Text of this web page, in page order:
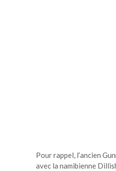
Pour rappel, l’ancien
avec la namibienne